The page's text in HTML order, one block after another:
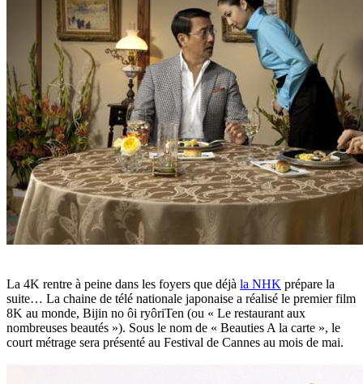
La 4K rentre à peine dans les foyers que déjà la NHK prépare la
suite… La chaine de télé nationale japonaise a réalisé le premier film
8K au monde, Bijin no ôi ryôriTen (ou « Le restaurant aux
nombreuses beautés »). Sous le nom de « Beauties A la carte », le
court métrage sera présenté au Festival de Cannes au mois de mai.